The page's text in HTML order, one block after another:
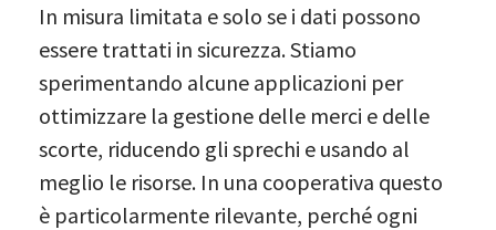
In misura limitata e solo se i dati possono
essere trattati in sicurezza. Stiamo
sperimentando alcune applicazioni per
ottimizzare la gestione delle merci e delle
scorte, riducendo gli sprechi e usando al
meglio le risorse. In una cooperativa questo
è particolarmente rilevante, perché ogni